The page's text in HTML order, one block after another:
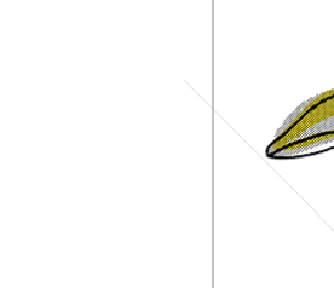
Konzerne